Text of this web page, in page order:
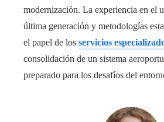
modernización. La experiencia en el
última generación y metodologías
el papel de los servicios
consolidación de un sistema
preparado para los desafíos del